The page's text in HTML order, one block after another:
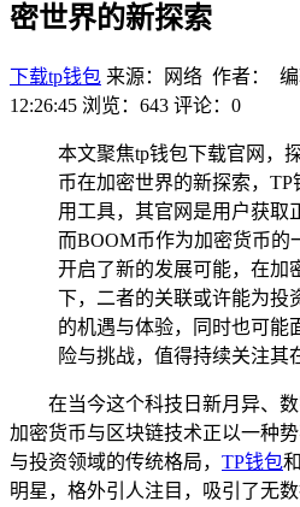
密世界的新探索
下载tp钱包 来源：网络 作者： 编
12:26:45 浏览：643 评论：0
本文聚焦tp钱包下载官网，
币在加密世界的新探索，
用工具，其官网是用户获取
而BOOM币作为加密货币的
开启了新的发展可能，在加
下，二者的关联或许能为投
的机遇与体验，同时也可能
险与挑战，值得持续关注其
在当今这个科技日新月异、
加密货币与区块链技术正以一种
与投资领域的传统格局， TP钱包
明星，格外引人注目，吸引了无